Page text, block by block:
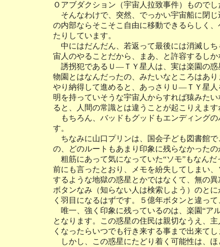
Ｏアブダクション（宇宙人​拉致事件）ものでし
そんなわけで、突然、でっかい宇宙船に閉
の内部ならそこそこ自由に移動できるらしく
たりしています。
中にはだんだん、若返って最後には消滅し
宙人のやることだから、まあ、と許容するし
誘拐犯であるＵ―ＴＹ星人は、実は楽園の惑
物園とはなんだったの、みたいなところはあ
やり納得して進めると、あっさりＵ―ＴＹ星
明を持っていそうな宇宙人からすれば猿みた
ると、人間の常識とは違うことが起こりえます
もちろん、バッドもグッドもエンディング
す。
ちなみに山口プリンは、国会子ども図書館
の、どのルートもあまり印象に残らなかった
粗筋にあって気になっていた“ソモ”もなん
前にも言ったとおり、メモを紛失してしまい
するような地獄の惑星とかではなくて、無の
ボタンなみ（知らない人は検索しよう）のと
く羽目になるはずです。５億年ボタンと違っ
唯一、強く印象に残っているのは、楽園“ア
となります。この惑星の住民は親切なうえ、
くなったらいつでも行き来する事まで出来て
しかし、この惑星にたどり着く可能性は、